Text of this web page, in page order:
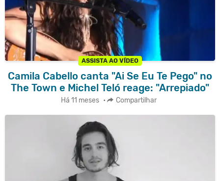
ASSISTA AO VÍDEO
Camila Cabello canta "Ai Se Eu Te Pego" no
The Town e Michel Teló reage: "Arrepiado"
Há 11 meses • Compartilhar